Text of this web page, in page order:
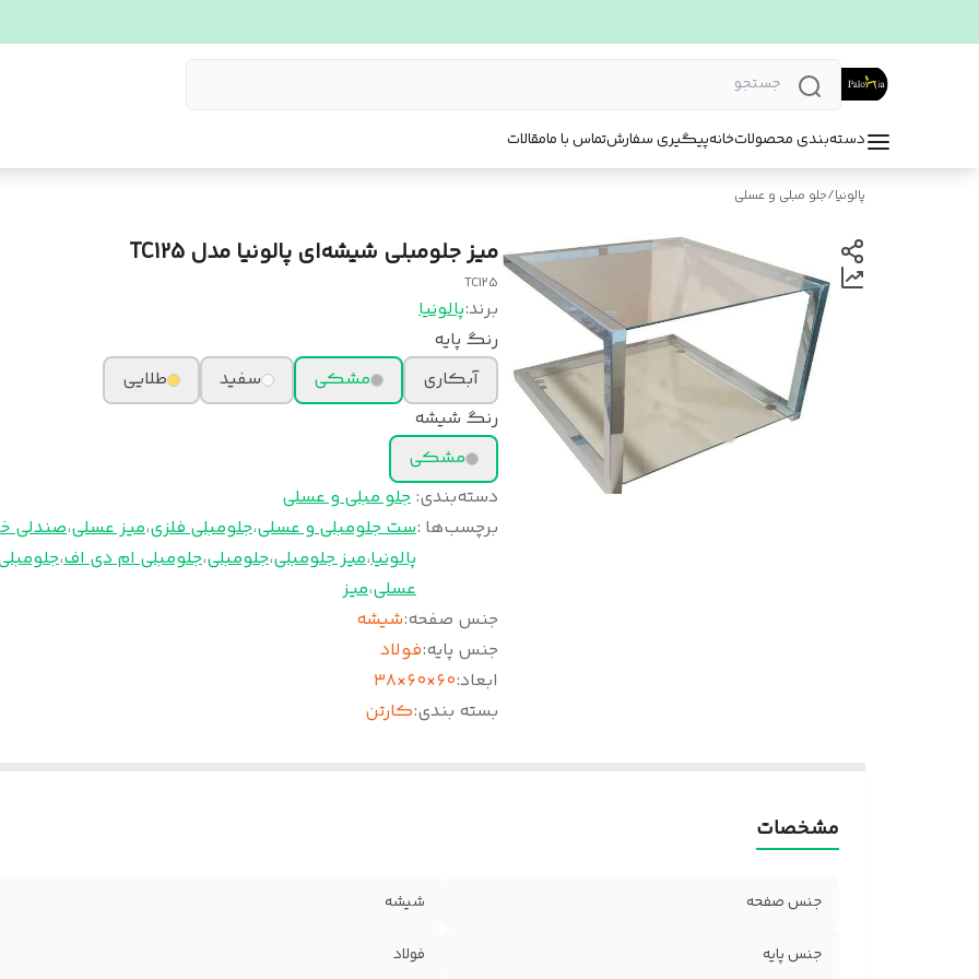
دسته‌بندی محصولاتخانهپیگیری سفارشتماس با مامقالات
پالونیا/جلو مبلی و عسلی
میز جلومبلی شیشه‌ای پالونیا مدل TC125
TC125
برند:پالونیا
رنگ پایه
آبکاری
مشکی سفید
طلایی
رنگ شیشه
مشکی
دسته‌بندی: جلو مبلی و عسلی
برچسب‌ها :ست جلومبلی و عسلی،جلومبلی فلزی،میز عسلی،صندلی
پالونیا،میز جلومبلی،جلومبلی،جلومبلی ام دی اف،
عسلی،میز
جنس صفحه:شیشه
جنس پایه:فولاد
ابعاد:۶۰×۶۰×۳۸
بسته بندی:کارتن
مشخصات
جنس صفحه شیشه
جنس پایه فولاد